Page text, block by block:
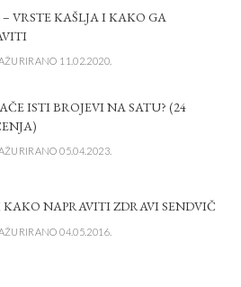
VRSTE KAŠLJA I KAKO GA
11.02.2020.
ISTI BROJEVI NA SATU? (24
05.04.2023.
KAKO NAPRAVITI ZDRAVI SENDVIČ
04.05.2016.